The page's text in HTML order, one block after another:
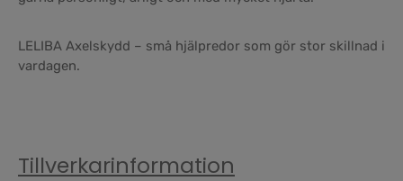
LELIBA Axelskydd – små hjälpredor som gör stor skillnad i
vardagen.
Tillverkarinformation